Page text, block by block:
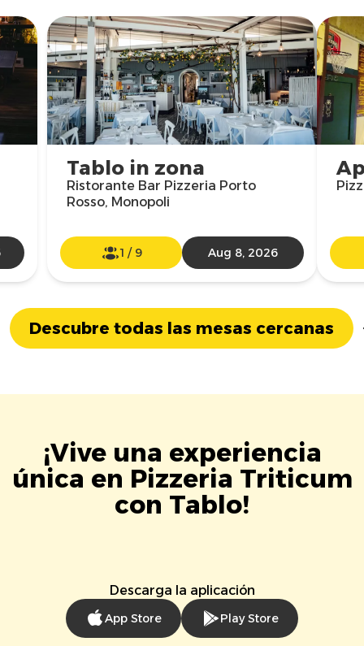
Tablo in zona
Ristorante Bar Pizzeria Porto
Rosso, Monopoli
1 / 9 Aug 8, 2026
Descubre todas las mesas cercanas
¡Vive una experiencia
única en Pizzeria Triticum
con Tablo!
Descarga la aplicación
App Store Play Store